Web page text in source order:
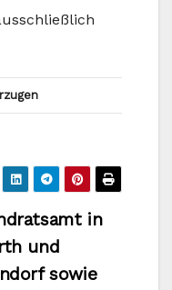
in
und
sowie